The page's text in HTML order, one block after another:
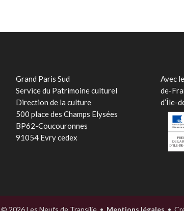
Grand Paris Sud
Service du Patrimoine culturel
Direction de la culture
500 place des Champs Elysées
BP62-Coucouronnes
91054 Evry cedex
Avec
de-
d’Île-